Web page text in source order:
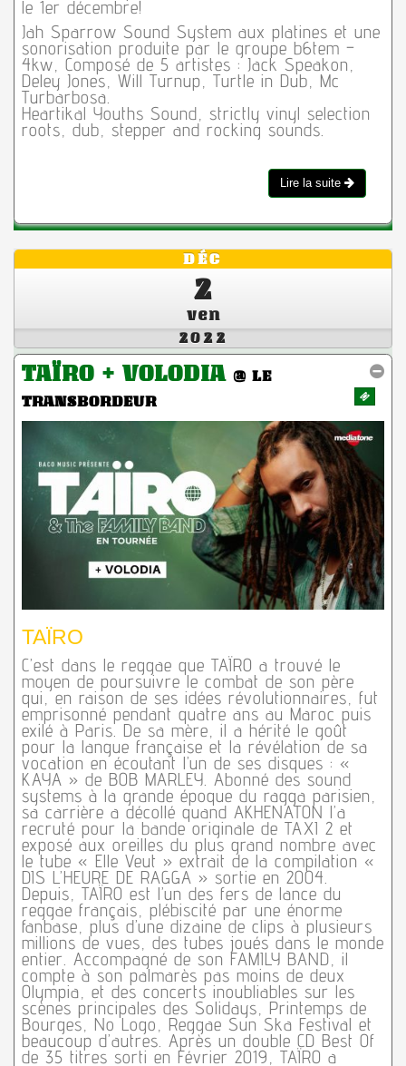
le 1er décembre!
Jah Sparrow Sound System aux platines et une
sonorisation produite par le groupe b6tem –
4kw, Composé de 5 artistes : Jack Speakon,
Deley Jones, Will Turnup, Turtle in Dub, Mc
Turbarbosa.
Heartikal Youths Sound, strictly vinyl selection
roots, dub, stepper and rocking sounds.
Lire la suite
DÉC
2
ven
2022
TAÏRO + VOLODIA @ LE
TRANSBORDEUR
TAÏRO
C’est dans le reggae que TAÏRO a trouvé le
moyen de poursuivre le combat de son père
qui, en raison de ses idées révolutionnaires, fut
emprisonné pendant quatre ans au Maroc puis
exilé à Paris. De sa mère, il a hérité le goût
pour la langue française et la révélation de sa
vocation en écoutant l’un de ses disques : «
KAYA » de BOB MARLEY. Abonné des sound
systems à la grande époque du ragga parisien,
sa carrière a décollé quand AKHENATON l’a
recruté pour la bande originale de TAXI 2 et
exposé aux oreilles du plus grand nombre avec
le tube « Elle Veut » extrait de la compilation «
DIS L’HEURE DE RAGGA » sortie en 2004.
Depuis, TAÏRO est l’un des fers de lance du
reggae français, plébiscité par une énorme
fanbase, plus d’une dizaine de clips à plusieurs
millions de vues, des tubes joués dans le monde
entier. Accompagné de son FAMILY BAND, il
compte à son palmarès pas moins de deux
Olympia, et des concerts inoubliables sur les
scènes principales des Solidays, Printemps de
Bourges, No Logo, Reggae Sun Ska Festival et
beaucoup d’autres. Après un double CD Best Of
de 35 titres sorti en Février 2019, TAÏRO a